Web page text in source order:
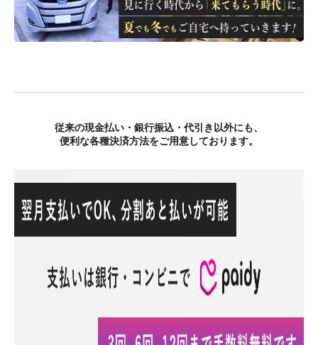
従来の現金払い・銀行振込・代引き以外にも、
便利な各種決済方法をご用意しております。